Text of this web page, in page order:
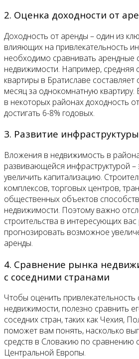
2. Оценка доходности от
Доходность от аренды – один из
влияющих на привлекательность
необходимо сравнивать арендные
недвижимости. Например, средняя
квартиры в Братиславе
месяц за однокомнатную квартиру.
в некоторых районах доходность
достигать 6-8% годовых.
3. Развитие инфраструктуры
Вложения в недвижимость в
развивающейся инфраструктурой
увеличить капитализацию.
комплексов, торговых центров,
общественных объектов
недвижимости. Поэтому важно
строительства в интересующих
прогнозировать возможное
аренды.
4. Сравнение рынка
с соседними странами
Чтобы оценить привлекательность
недвижимости, полезно сравнить
соседних стран, таких как Чехия,
поможет вам понять, насколько
средств в Словакию по сравнению
Центральной Европы.